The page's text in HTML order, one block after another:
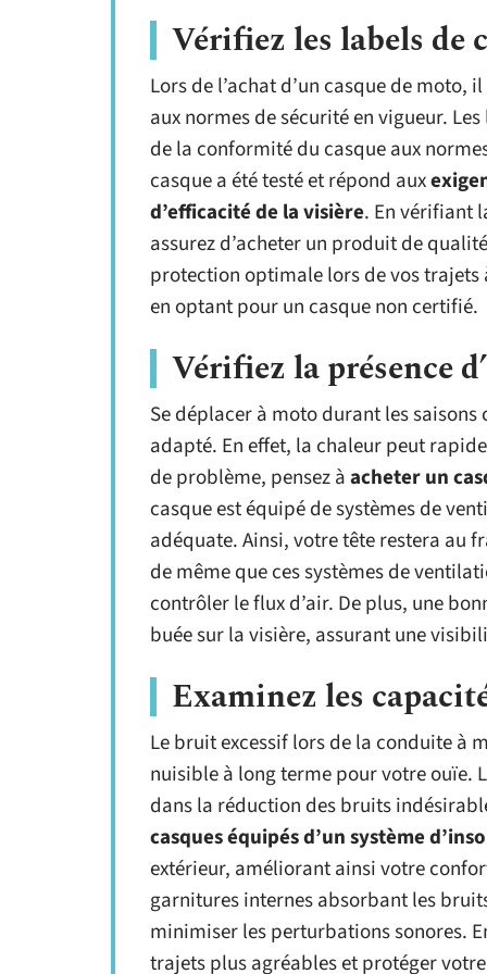
Vérifiez les labels de
Lors de l’achat d’un casque de
aux normes de sécurité en vigueur.
de la conformité du casque aux
casque a été testé et répond aux
d’efficacité de la visière. En vérifiant
assurez d’acheter un produit de
protection optimale lors de vos
en optant pour un casque non certifié.
Vérifiez la présence
Se déplacer à moto durant les
adapté. En effet, la chaleur peut
de problème, pensez àacheter un
casque est équipé de systèmes de
adéquate. Ainsi, votre tête restera au
de même que ces systèmes de
contrôler le flux d’air. De plus, une
buée sur la visière, assurant une
Examinez les
Le bruit excessif lors de la conduite à
nuisible à long terme pour votre ouïe.
dans la réduction des bruits
casques équipés d’un système
extérieur, améliorant ainsi votre
garnitures internes absorbant les
minimiser les perturbations sonores.
trajets plus agréables et protéger